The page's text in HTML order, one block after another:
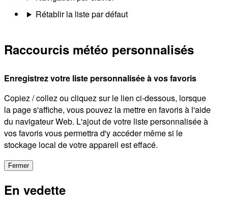
Rétablir la liste par défaut
Raccourcis météo personnalisés
Enregistrez votre liste personnalisée à vos favoris
Copiez / collez ou cliquez sur le lien ci-dessous, lorsque
la page s'affiche, vous pouvez la mettre en favoris à l'aide
du navigateur Web. L'ajout de votre liste personnalisée à
vos favoris vous permettra d'y accéder même si le
stockage local de votre appareil est effacé.
Fermer
En vedette